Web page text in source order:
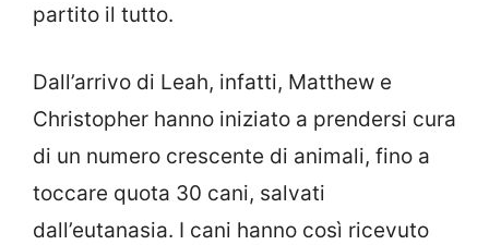
partito il tutto.
Dall’arrivo di Leah, infatti, Matthew e
Christopher hanno iniziato a prendersi cura
di un numero crescente di animali, fino a
toccare quota 30 cani, salvati
dall’eutanasia. I cani hanno così ricevuto